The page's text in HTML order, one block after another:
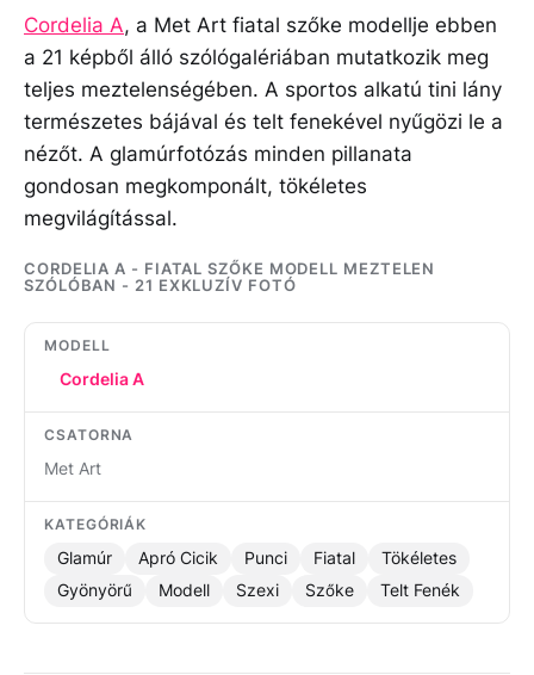
Cordelia A, a Met Art fiatal szőke modellje ebben
a 21 képből álló szólógalériában mutatkozik meg
teljes meztelenségében. A sportos alkatú tini lány
természetes bájával és telt fenekével nyűgözi le a
nézőt. A glamúrfotózás minden pillanata
gondosan megkomponált, tökéletes
megvilágítással.
CORDELIA A - FIATAL SZŐKE MODELL MEZTELEN
SZÓLÓBAN - 21 EXKLUZÍV FOTÓ
MODELL
Cordelia A
CSATORNA
Met Art
KATEGÓRIÁK
Glamúr Apró Cicik Punci Fiatal
Tökéletes
Gyönyörű
Modell Szexi Szőke Telt Fenék